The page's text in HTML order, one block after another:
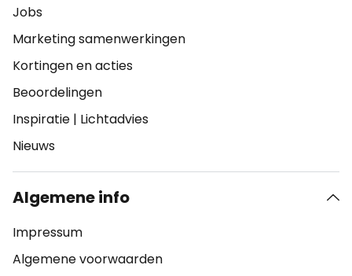
Jobs
Marketing samenwerkingen
Kortingen en acties
Beoordelingen
Inspiratie | Lichtadvies
Nieuws
Algemene info
Impressum
Algemene voorwaarden